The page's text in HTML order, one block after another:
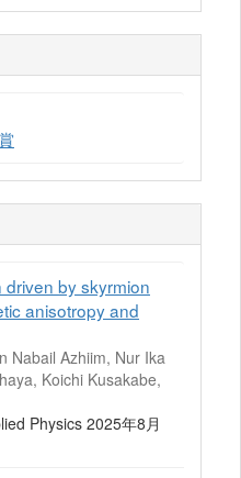
by skyrmion
anisotropy and
Nabail Azhiim, Nur Ika
Koichi Kusakabe,
Physics 2025年8月